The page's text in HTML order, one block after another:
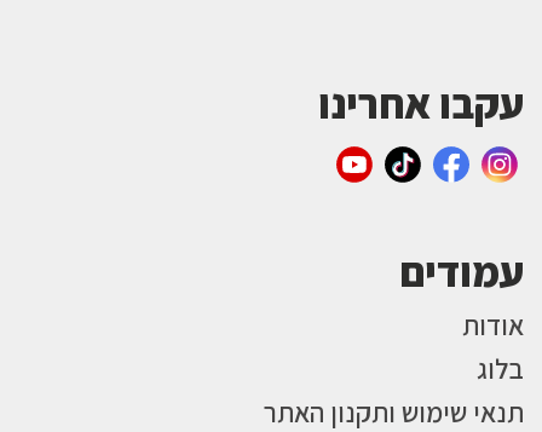
עקבו אחרינו
עמודים
אודות
בלוג
תנאי שימוש ותקנון האתר